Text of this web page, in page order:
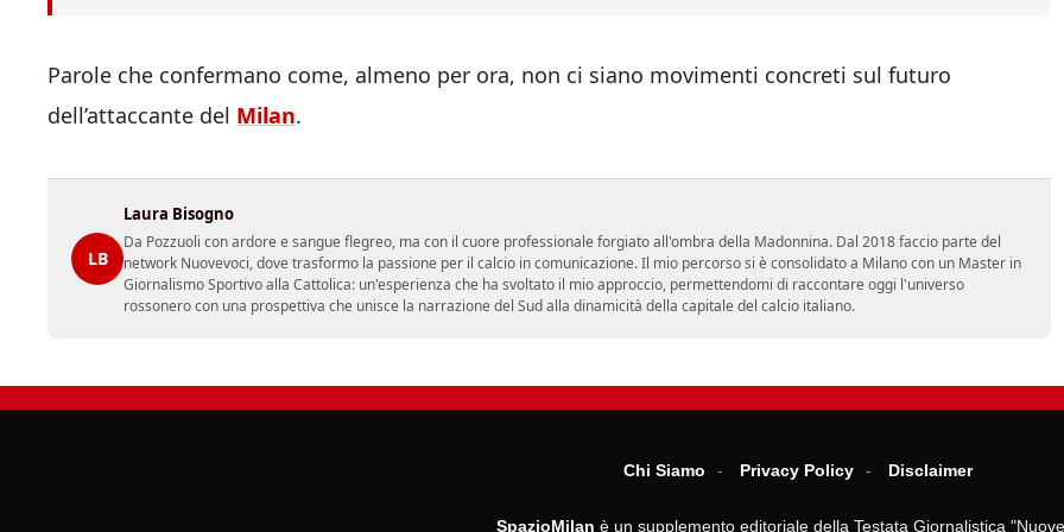
Parole che confermano come, almeno per ora, non ci siano movimenti concreti sul futuro
dell’attaccante del Milan.
LB
Laura Bisogno
Da Pozzuoli con ardore e sangue flegreo, ma con il cuore professionale forgiato all'ombra della Madonnina. Dal 2018 faccio parte del
network Nuovevoci, dove trasformo la passione per il calcio in comunicazione. Il mio percorso si è consolidato a Milano con un Master in
Giornalismo Sportivo alla Cattolica: un'esperienza che ha svoltato il mio approccio, permettendomi di raccontare oggi l'universo
rossonero con una prospettiva che unisce la narrazione del Sud alla dinamicità della capitale del calcio italiano.
Chi Siamo Privacy Policy Disclaimer
SpazioMilan è un supplemento editoriale della Testata Giornalistica